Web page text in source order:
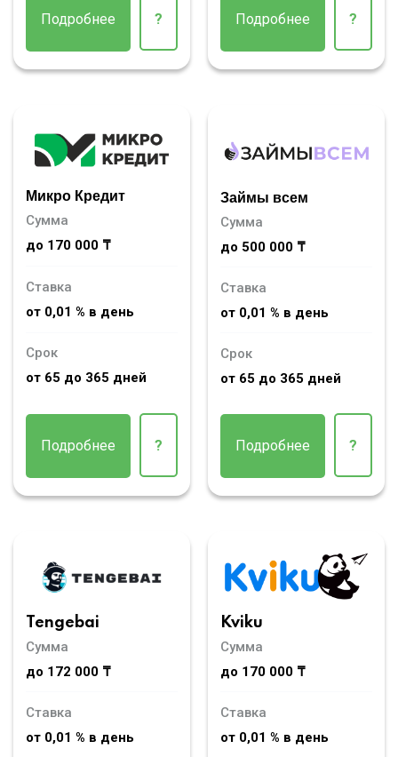
Подробнее ? Подробнее ?
Микро Кредит
Сумма
до 170 000 ₸
Ставка
от 0,01 % в день
Срок
от 65 до 365 дней
Подробнее ?
Займы всем
Сумма
до 500 000 ₸
Ставка
от 0,01 % в день
Срок
от 65 до 365 дней
Подробнее ?
Tengebai
Сумма
до 172 000 ₸
Ставка
от 0,01 % в день
Kviku
Сумма
до 170 000 ₸
Ставка
от 0,01 % в день